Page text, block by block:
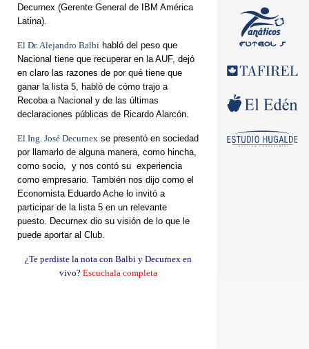
Decurnex (Gerente General de IBM América
Latina).
El Dr. Alejandro Balbi habló del peso que
Nacional tiene que recuperar en la AUF, dejó
en claro las razones de por qué tiene que
ganar la lista 5, habló de cómo trajo a
Recoba a Nacional y de las últimas
declaraciones públicas de Ricardo Alarcón.
El Ing. José Decurnex se presentó en sociedad
por llamarlo de alguna manera, como hincha,
como socio, y nos contó su experiencia
como empresario. También nos dijo como el
Economista Eduardo Ache lo invitó a
participar de la lista 5 en un relevante
puesto. Decurnex dio su visión de lo que le
puede aportar al Club.
¿Te perdiste la nota con Balbi y Decurnex en
vivo?Escuchala completa